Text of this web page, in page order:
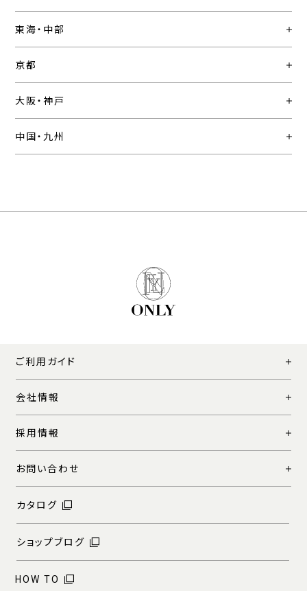
東海・中部
京都
大阪・神戸
中国・九州
ご利用ガイド
会社情報
採用情報
お問い合わせ
カタログ
ショップブログ
HOW TO